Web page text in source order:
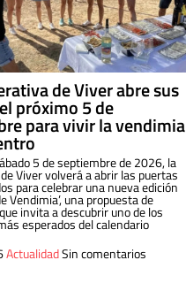
de Viver abre sus
próximo 5 de
para vivir la vendimia
5 de septiembre de 2026, la
Viver volverá a abrir las puertas
para celebrar una nueva edición
Vendimia’, una propuesta de
invita a descubrir uno de los
esperados del calendario
ActualidadSin comentarios